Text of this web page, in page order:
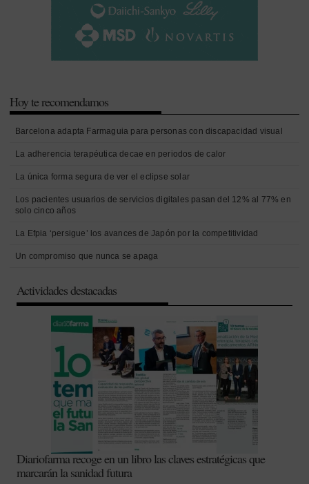
Hoy te recomendamos
Barcelona adapta Farmaguia para personas con discapacidad visual
La adherencia terapéutica decae en periodos de calor
La única forma segura de ver el eclipse solar
Los pacientes usuarios de servicios digitales pasan del 12% al 77% en
solo cinco años
La Efpia ‘persigue’ los avances de Japón por la competitividad
Un compromiso que nunca se apaga
Actividades destacadas
Diariofarma recoge en un libro las claves estratégicas que
marcarán la sanidad futura